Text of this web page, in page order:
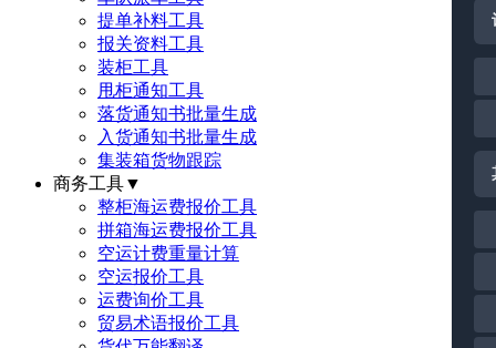
提单补料工具
报关资料工具
装柜工具
甩柜通知工具
落货通知书批量生成
入货通知书批量生成
集装箱货物跟踪
商务工具▼
整柜海运费报价工具
拼箱海运费报价工具
空运计费重量计算
空运报价工具
运费询价工具
贸易术语报价工具